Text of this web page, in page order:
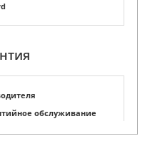
обслуживание